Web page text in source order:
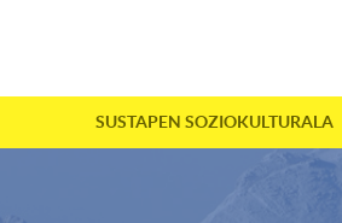
SUSTAPEN SOZIOKULTURALA